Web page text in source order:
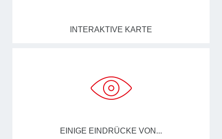
INTERAKTIVE KARTE
EINIGE EINDRÜCKE VON...